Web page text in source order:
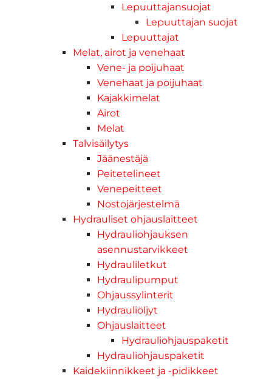
Lepuuttajansuojat
Lepuuttajan suojat
Lepuuttajat
Melat, airot ja venehaat
Vene- ja poijuhaat
Venehaat ja poijuhaat
Kajakkimelat
Airot
Melat
Talvisäilytys
Jäänestäjä
Peitetelineet
Venepeitteet
Nostojärjestelmä
Hydrauliset ohjauslaitteet
Hydrauliohjauksen
asennustarvikkeet
Hydrauliletkut
Hydraulipumput
Ohjaussylinterit
Hydrauliöljyt
Ohjauslaitteet
Hydrauliohjauspaketit
Hydrauliohjauspaketit
Kaidekiinnikkeet ja -pidikkeet